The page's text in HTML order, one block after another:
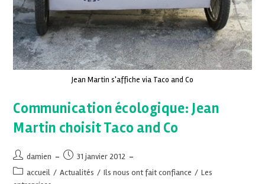
Jean Martin s'affiche via Taco and Co
Communication écologique: Jean
Martin choisit Taco and Co
damien
31 janvier 2012
accueil / Actualités / Ils nous ont fait confiance / Les